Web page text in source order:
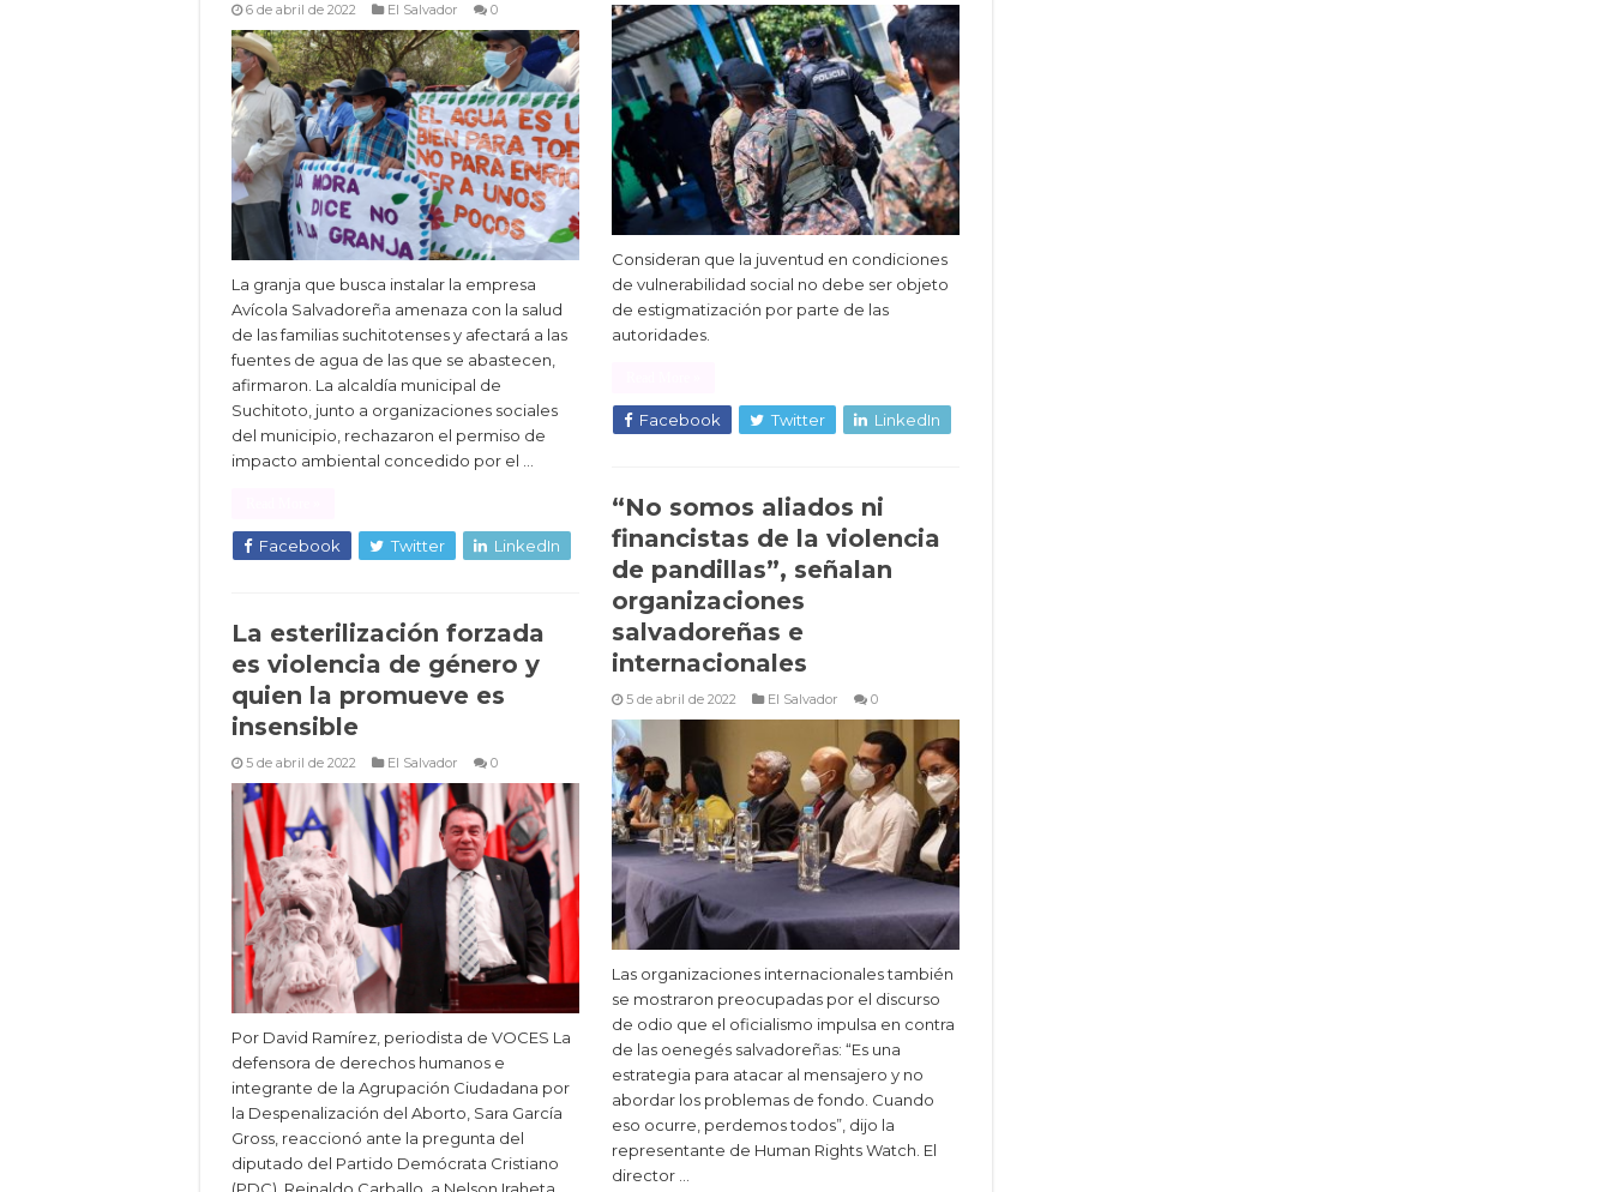
Consideran que la juventud en condiciones
de vulnerabilidad social no debe ser objeto
de estigmatización por parte de las
autoridades.
Facebook Twitter LinkedIn
6 de abril de 2022 El Salvador 0
La granja que busca instalar la empresa
Avícola Salvadoreña amenaza con la salud
de las familias suchitotenses y afectará a las
fuentes de agua de las que se abastecen,
afirmaron. La alcaldía municipal de
Suchitoto, junto a organizaciones sociales
del municipio, rechazaron el permiso de
impacto ambiental concedido por el …
Facebook Twitter LinkedIn
“No somos aliados ni
financistas de la violencia
de pandillas”, señalan
organizaciones
salvadoreñas e
internacionales
5 de abril de 2022 El Salvador 0
Las organizaciones internacionales también
se mostraron preocupadas por el discurso
de odio que el oficialismo impulsa en contra
de las oenegés salvadoreñas: “Es una
estrategia para atacar al mensajero y no
abordar los problemas de fondo. Cuando
eso ocurre, perdemos todos”, dijo la
representante de Human Rights Watch. El
director …
La esterilización forzada
es violencia de género y
quien la promueve es
insensible
5 de abril de 2022 El Salvador 0
Por David Ramírez, periodista de VOCES La
defensora de derechos humanos e
integrante de la Agrupación Ciudadana por
la Despenalización del Aborto, Sara García
Gross, reaccionó ante la pregunta del
diputado del Partido Demócrata Cristiano